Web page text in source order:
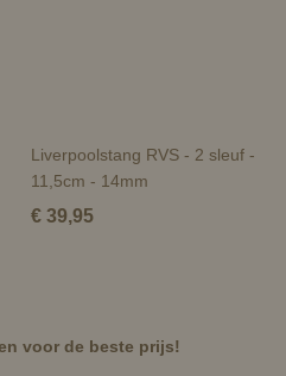
Liverpoolstang RVS - 2 sleuf -
11,5cm - 14mm
€ 39,95
voor de beste prijs!